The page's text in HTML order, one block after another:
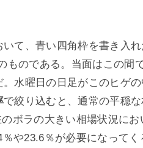
て、青い四角枠を書き入
ものである。当面はこの間
水曜日の日足がこのヒゲ
で絞り込むと、通常の平穏
ボラの大きい相場状況にお
や23.6％が必要になってく